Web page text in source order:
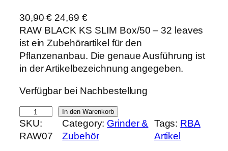
30,90€ U
r
s
p
r
n
g
24,69 €A
k
t
u
e
l
e
r
P
RAW BLACK KS SLIM Box/50 – 32 leaves
ist ein Zubehörartikel für den
Pflanzenanbau. Die genaue Ausführung ist
in der Artikelbezeichnung angegeben.
Verfügbar bei Nachbestellung
A
W
In den Warenkorb
SKU:
RAW07
Category: Grinder &
Zubehör
Tags: RBA
Artikel